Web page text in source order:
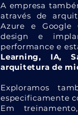
A empresa
através de
Azure e Google
design e
performance e
Learning, IA,
arquitetura de
Exploramos
especificamente
Em